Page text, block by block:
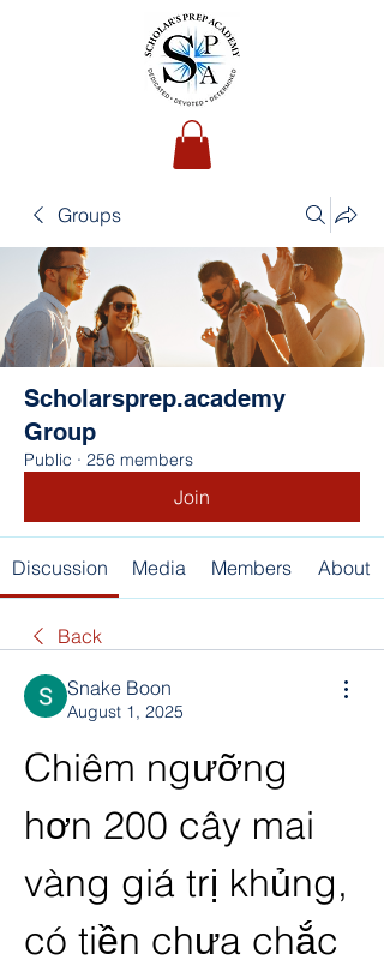
Groups
Scholarsprep.academy
Group
Public · 256 members
Join
Discussion Media Members About
Back
Snake Boon
August 1, 2025
Chiêm ngưỡng
hơn 200 cây mai
vàng giá trị khủng,
có tiền chưa chắc